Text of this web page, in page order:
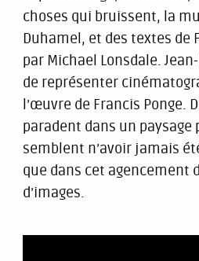
choses qui bruissent, la
Duhamel, et des textes de
par Michael Lonsdale.
de représenter
l’œuvre de Francis Ponge.
paradent dans un paysage
semblent n’avoir jamais
que dans cet agencement
d’images.